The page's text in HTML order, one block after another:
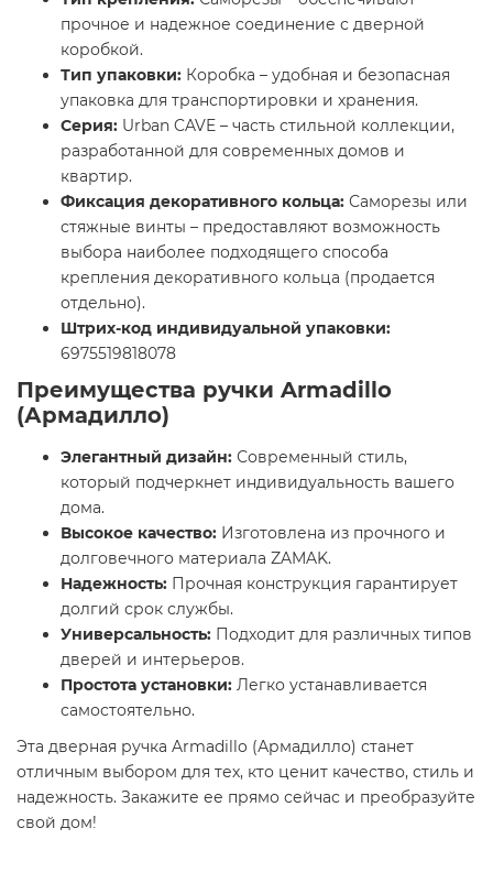
прочное и надежное соединение с дверной
коробкой.
Тип упаковки: Коробка – удобная и безопасная
упаковка для транспортировки и хранения.
Серия: Urban CAVE – часть стильной коллекции,
разработанной для современных домов и
квартир.
Фиксация декоративного кольца: Саморезы или
стяжные винты – предоставляют возможность
выбора наиболее подходящего способа
крепления декоративного кольца (продается
отдельно).
Штрих-код индивидуальной упаковки:
6975519818078
Преимущества ручки Armadillo
(Армадилло)
Элегантный дизайн: Современный стиль,
который подчеркнет индивидуальность вашего
дома.
Высокое качество: Изготовлена из прочного и
долговечного материала ZAMAK.
Надежность: Прочная конструкция гарантирует
долгий срок службы.
Универсальность: Подходит для различных типов
дверей и интерьеров.
Простота установки: Легко устанавливается
самостоятельно.
Эта дверная ручка Armadillo (Армадилло) станет
отличным выбором для тех, кто ценит качество, стиль и
надежность. Закажите ее прямо сейчас и преобразуйте
свой дом!